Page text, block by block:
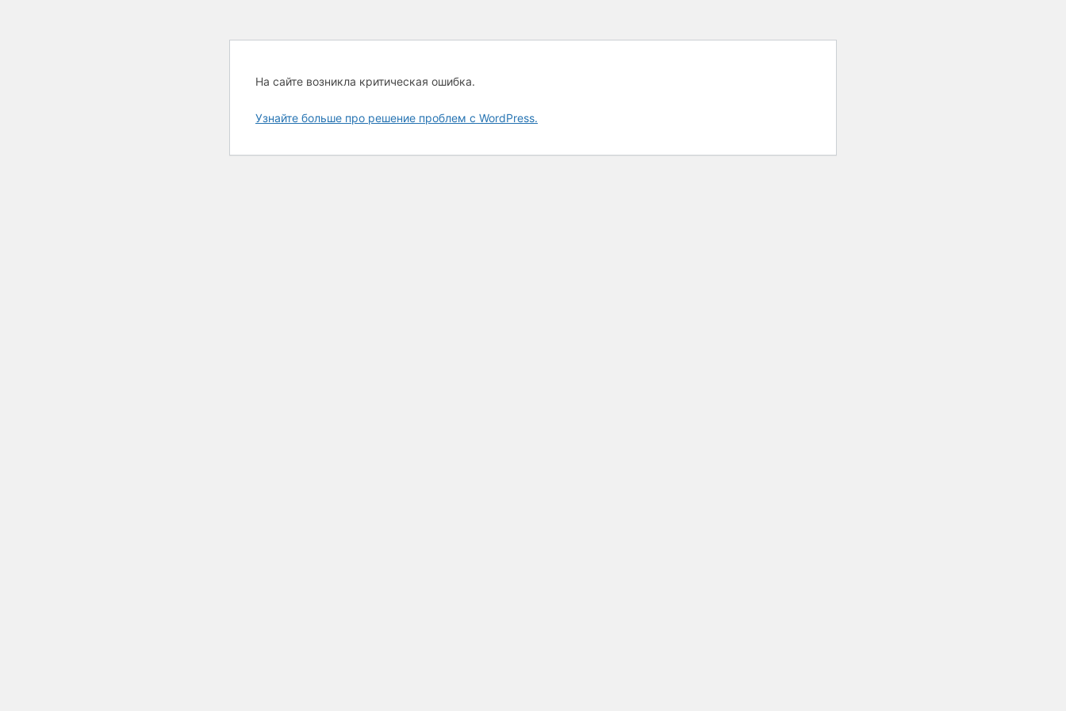
На сайте возникла критическая ошибка.
Узнайте больше про решение проблем с WordPress.